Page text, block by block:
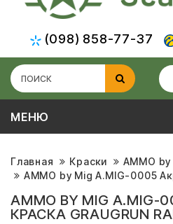
(098) 858-77-37
МЕНЮ
Главная Краски AMMO
AMMO by Mig A.MIG-0005
AMMO BY MIG
КРАСКА GRAUGRUN